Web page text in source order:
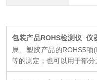
包装产品ROHS检测仪 仪
属、塑胶产品的ROHS5项
等的测定；也可以用于部